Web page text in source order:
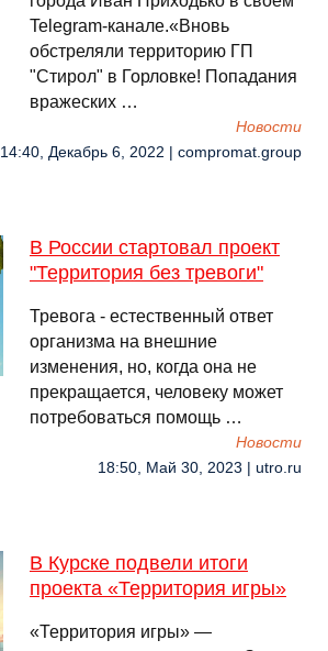
Telegram-канале.«Вновь
обстреляли территорию ГП
"Стирол" в Горловке! Попадания
вражеских …
Новости
14:40, Декабрь 6, 2022 | compromat.group
В России стартовал проект
"Территория без тревоги"
Тревога - естественный ответ
организма на внешние
изменения, но, когда она не
прекращается, человеку может
потребоваться помощь …
Новости
18:50, Май 30, 2023 | utro.ru
В Курске подвели итоги
проекта «Территория игры»
«Территория игры» —